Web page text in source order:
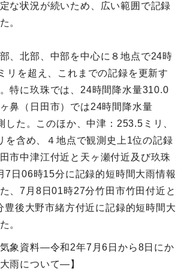
な状況が続いため、広い範囲で記録
。
、北部、中部を中心に８地点で24時
リを超え、これまでの記録を更新す
特に玖珠では、24時間降水量310.0
鼻（日田市）では24時間降水量
した。このほか、中津：253.5ミリ、
を含め、４地点で観測史上1位の記録
市中津江付近と天ヶ瀬付近及び玖珠
7日06時15分に記録的短時間大雨情報
、7月8日01時27分竹田市竹田付近と
豊後大野市緒方付近に記録的短時間大
。
気象資料―令和2年7月6日から8日にか
雨について―】